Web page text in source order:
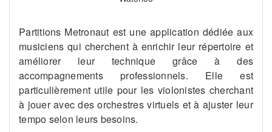
Partitions Metronaut est une application dédiée aux
musiciens qui cherchent à enrichir leur répertoire et
améliorer leur technique grâce à des
accompagnements professionnels. Elle est
particulièrement utile pour les violonistes cherchant
à jouer avec des orchestres virtuels et à ajuster leur
tempo selon leurs besoins.